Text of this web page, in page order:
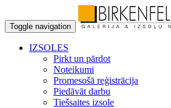
Toggle navigation
IZSOLES
Pirkt un pārdot
Noteikumi
Promesošā reģistrācija
Piedāvāt darbu
Tiešsaites izsole